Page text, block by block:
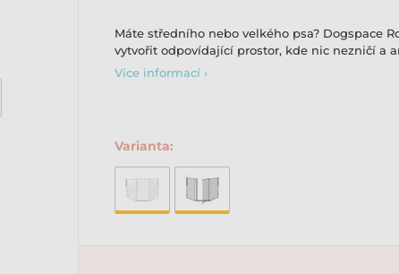
Máte středního nebo velkého psa? Dogspace
vytvořit odpovídající prostor, kde nic nezničí a
Více informací ›
Varianta: